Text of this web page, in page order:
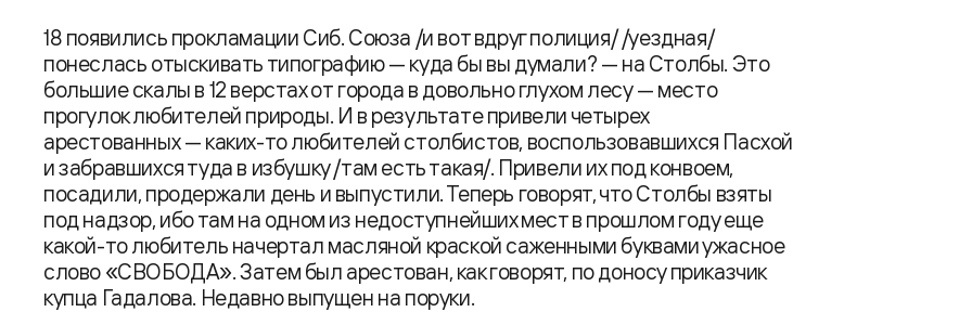
18 появились прокламации Сиб. Союза /и вот вдруг полиция/ /уездная/
понеслась отыскивать типографию — куда бы вы думали? — на Столбы. Это
большие скалы в 12 верстах от города в довольно глухом лесу — место
прогулок любителей природы. И в результате привели четырех
арестованных — каких-то любителей столбистов, воспользовавшихся Пасхой
и забравшихся туда в избушку /там есть такая/. Привели их под конвоем,
посадили, продержали день и выпустили. Теперь говорят, что Столбы взяты
под надзор, ибо там на одном из недоступнейших мест в прошлом году еще
какой-то любитель начертал масляной краской саженными буквами ужасное
слово «СВОБОДА». Затем был арестован, как говорят, по доносу приказчик
купца Гадалова. Недавно выпущен на поруки.